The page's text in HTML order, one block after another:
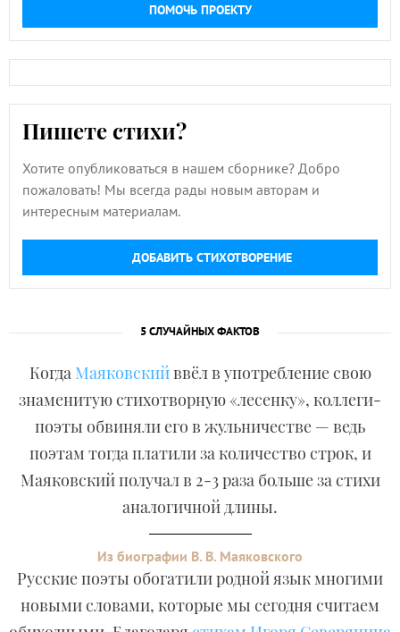
ПОМОЧЬ ПРОЕКТУ
Пишете стихи?
Хотите опубликоваться в нашем сборнике? Добро
пожаловать! Мы всегда рады новым авторам и
интересным материалам.
ДОБАВИТЬ СТИХОТВОРЕНИЕ
5 СЛУЧАЙНЫХ ФАКТОВ
Когда Маяковскийввёл в употребление свою
знаменитую стихотворную «лесенку», коллеги-
поэты обвиняли его в жульничестве — ведь
поэтам тогда платили за количество строк, и
Маяковский получал в 2-3 раза больше за стихи
аналогичной длины.
Из биографии В. В. Маяковского
Русские поэты обогатили родной язык многими
новыми словами, которые мы сегодня считаем